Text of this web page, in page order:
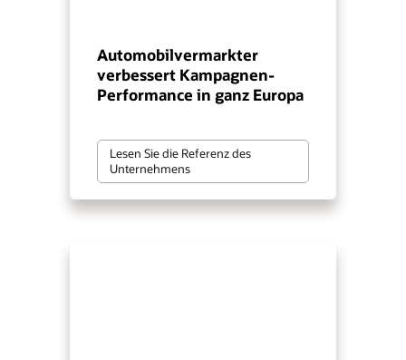
Automobilvermarkter
verbessert Kampagnen-
Performance in ganz Europa
Lesen Sie die Referenz des
Unternehmens